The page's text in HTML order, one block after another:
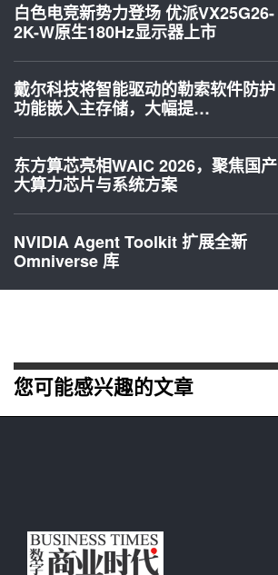
白色电竞新势力登场 优派VX25G26-
2K-W原生180Hz显示器上市
戴尔科技将智能驱动的勒索软件防护
功能嵌入主存储，大幅提…
东方算芯亮相WAIC 2026，聚焦国产
大算力芯片与系统方案
NVIDIA Agent Toolkit 扩展全新
Omniverse 库
您可能感兴趣的文章